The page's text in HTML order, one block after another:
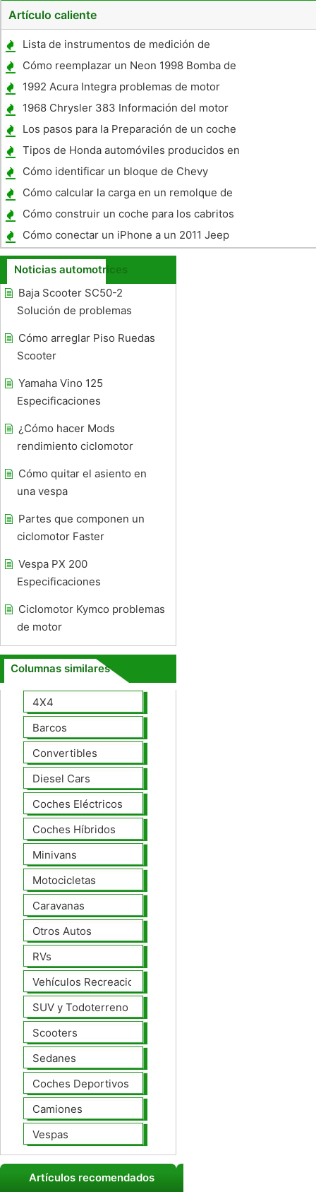
Artículo caliente
Lista de instrumentos de medición de
emisiones
Cómo reemplazar un Neon 1998 Bomba de
agua de Dodge
1992 Acura Integra problemas de motor
1968 Chrysler 383 Información del motor
Los pasos para la Preparación de un coche
para Paint
Tipos de Honda automóviles producidos en
los años 1990
Cómo identificar un bloque de Chevy
Cómo calcular la carga en un remolque de
cuello de cisne
Cómo construir un coche para los cabritos
Cómo conectar un iPhone a un 2011 Jeep
Grand Cherokee Overland
Noticias automotrices
Baja Scooter SC50-2
Solución de problemas
Cómo arreglar Piso Ruedas
Scooter
Yamaha Vino 125
Especificaciones
¿Cómo hacer Mods
rendimiento ciclomotor
Cómo quitar el asiento en
una vespa
Partes que componen un
ciclomotor Faster
Vespa PX 200
Especificaciones
Ciclomotor Kymco problemas
de motor
Columnas similares
4X4
Barcos
Convertibles
Diesel Cars
Coches Eléctricos
Coches Híbridos
Minivans
Motocicletas
Caravanas
Otros Autos
RVs
Vehículos Recreacionales
SUV y Todoterreno
Scooters
Sedanes
Coches Deportivos
Camiones
Vespas
Artículos recomendados